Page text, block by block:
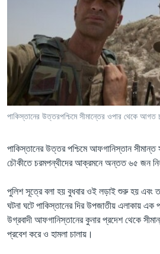
টেলিভিশন
ভিডিও
Learning English
পাকিস্তানের উত্তরপশ্চিমে সীমান্তের ওপার থেকে
পাকিস্তানের উত্তর পশ্চিমে আফগানিস্তান
চৌকীতে চরমপন্থীদের আক্রমনে অন্তত ৬৫ জন
পুলিশ সূত্রে বলা হয় বুধবার ওই লড়াই শুরু হয় এবং
ঘটনা ঘটে পাকিস্তানের দির উপজাতীয় এলাকায়
উগ্রবাদী আফগানিস্তানের কুনার প্রদেশ থেকে
প্রবেশ করে ও হামলা চালায়।